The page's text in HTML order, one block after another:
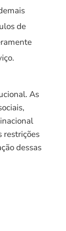
de
As
restrições
dessas